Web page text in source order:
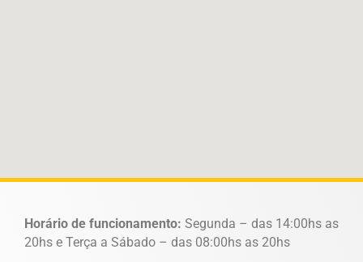
Horário de funcionamento: Segunda – das 14:00hs as
20hs e Terça a Sábado – das 08:00hs as 20hs